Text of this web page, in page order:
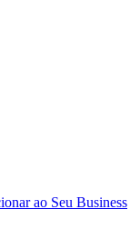
ao Seu Business